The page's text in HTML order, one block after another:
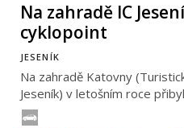
Na zahradě IC
cyklopoint
JESENÍK
Na zahradě Katovny
Jeseník) v letošním roce